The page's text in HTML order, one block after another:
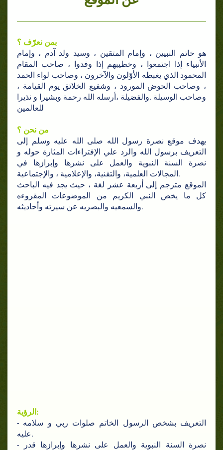
بمن نعرّف ؟
هو خاتم النبيين ، وإمام المتقين ، وسيد ولد آدم ، وإمام
الأنبياء إذا اجتمعوا ، وخطيبهم إذا وفدوا ، صاحب المقام
المحمود الذي يغبطه الأوّلون والآخرون ، وصاحب لواء الحمد
، وصاحب الحوض المورود ، وشفيع الخلائق يوم القيامة ،
وصاحب الوسيلة .والفضيلة ،أرسله الله رحمة وبشيرا و نذيرا
للعالمين
من نحن ؟
يهدف موقع نصرة رسول الله صلى الله عليه وسلم إلى
التعريف برسول الله والرد علي الإفتراءات المثارة حوله و
نصرة السنة النبوية والعمل على نشرها وإبرازها في
المجالات العلمية، والتقنية، والإعلامية ، والإجتماعية.
الموقع مترجم إلى أربعة عشر لغة ، حيث يجد فيه الباحث
كل ما يخص النبي الكريم من الموضوعات المقروءه
والسمعيه والبصريه عن سيرته وأحاديثه.
الرؤية:
- التعريف بشخص الرسول الخاتم صلوات ربي و سلامه
عليه.
- نصرة السنة النبوية والعمل على نشرها وإبرازها قدر